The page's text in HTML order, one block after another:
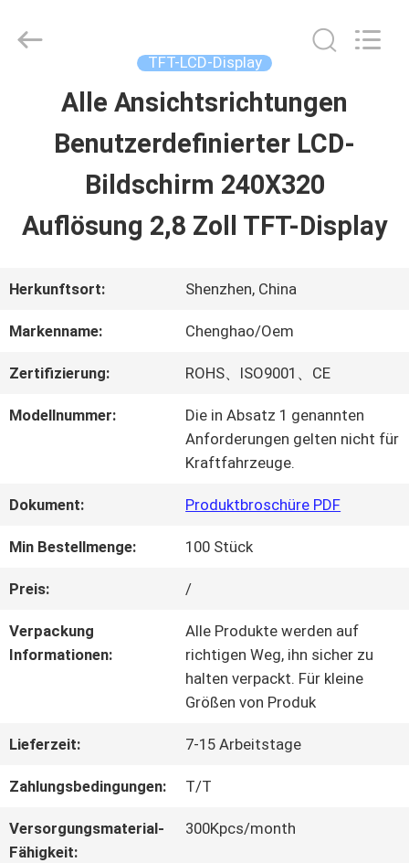
HAUSE
PRODUKTE
ÜBER
UNS
WERKSBESICHTIGUNG
QUALITÄTSKONTROLLE
ANGEBOT
SITEMAP
ChengHao
TFT-LCD-Display
Alle Ansichtsrichtungen
Benutzerdefinierter LCD-
Bildschirm 240X320
Auflösung 2,8 Zoll TFT-Display
Herkunftsort: Shenzhen, China
Markenname: Chenghao/Oem
Zertifizierung: ROHS、ISO9001、CE
Modellnummer:
Die in Absatz 1 genannten
Anforderungen gelten nicht für
Kraftfahrzeuge.
Dokument: Produktbroschüre PDF
Min Bestellmenge: 100 Stück
Preis: /
Verpackung
Informationen:
Alle Produkte werden auf
richtigen Weg, ihn sicher zu
halten verpackt. Für kleine
Größen von Produk
Lieferzeit: 7-15 Arbeitstage
Zahlungsbedingungen: T/T
Versorgungsmaterial-
Fähigkeit:
300Kpcs/month